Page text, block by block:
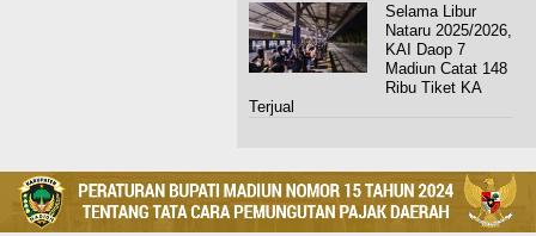
Selama Libur
Nataru 2025/2026,
KAI Daop 7
Madiun Catat 148
Ribu Tiket KA
Terjual